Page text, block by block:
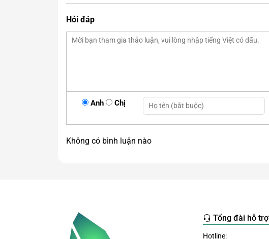
Hỏi đáp
Anh Chị
Không có bình luận nào
Tổng đài hỗ trợ
Hotline: